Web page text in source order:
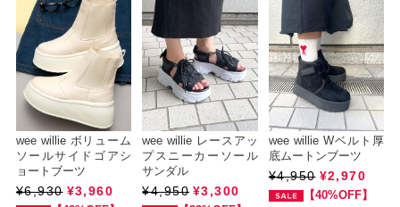
wee willie ボリューム
ソールサイドゴアシ
ョートブーツ
¥6,930 ¥3,960
wee willie レースアッ
プスニーカーソール
サンダル
¥4,950 ¥3,300
wee willie Wベルト厚
底ムートンブーツ
¥4,950 ¥2,970
【40%OFF】